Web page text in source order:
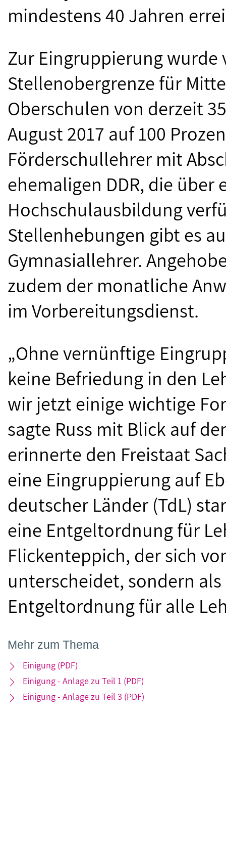
mindestens 40 Jahren
Zur Eingruppierung wurde
Stellenobergrenze für
Oberschulen von derzeit
August 2017 auf 100
Förderschullehrer mit
ehemaligen DDR, die
Hochschulausbildung
Stellenhebungen gibt es
Gymnasiallehrer.
zudem der monatliche
im Vorbereitungsdienst.
„Ohne vernünftige
keine Befriedung in den
wir jetzt einige wichtige
sagte Russ mit Blick auf
erinnerte den Freistaat
eine Eingruppierung auf
deutscher Länder (TdL)
eine Entgeltordnung für
Flickenteppich, der sich
unterscheidet, sondern
Entgeltordnung für alle
Mehr zum Thema
Einigung (PDF)
Einigung - Anlage zu Teil 1 (PDF)
Einigung - Anlage zu Teil 3 (PDF)